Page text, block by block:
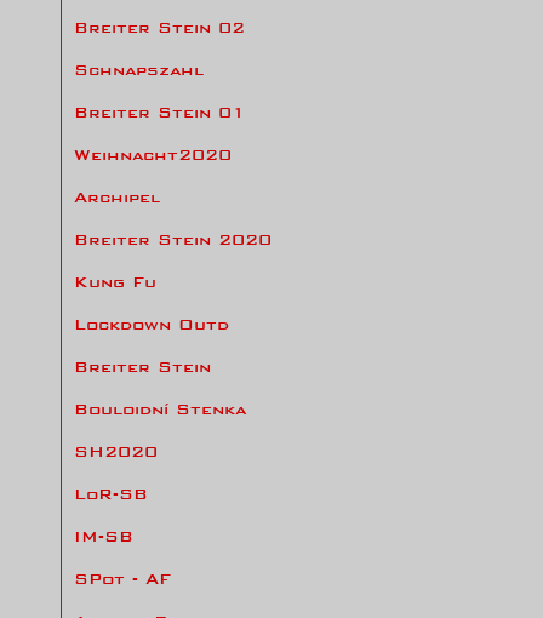
Breiter Stein 02
Schnapszahl
Breiter Stein 01
Weihnacht2020
Archipel
Breiter Stein 2020
Kung Fu
Lockdown Outd
Breiter Stein
Bouloidní Stenka
SH2020
LoR-SB
IM-SB
SPot - AF